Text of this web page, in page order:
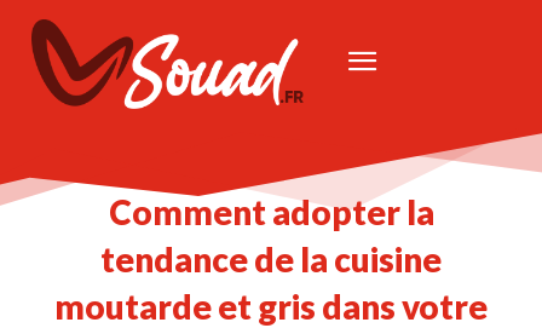
Comment adopter la
tendance de la cuisine
moutarde et gris dans votre